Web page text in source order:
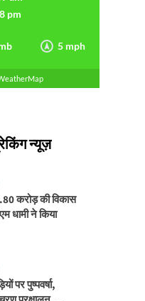
5 mph
pm
न्यूज़
करोड़ की विकास
धामी ने किया
पर पुष्पवर्षा,